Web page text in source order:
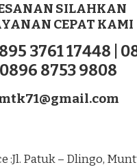
SILAHKAN
CEPAT KAMI
3761 17448 |
8753 9808
:Jl. Patuk – Dlingo,